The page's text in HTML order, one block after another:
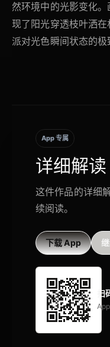
然环境中的光影变化
现了阳光穿透枝叶洒
派对光色瞬间状态的极
App 专属
详细解读
这件作品的详细
续阅读。
下载 App